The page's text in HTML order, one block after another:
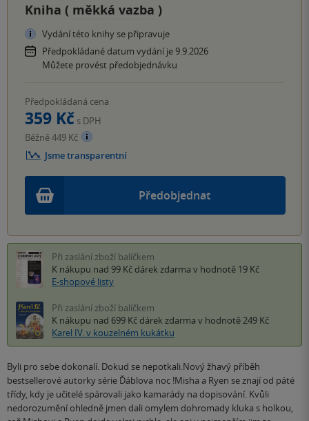
Kniha ( měkká vazba )
Vydání této knihy se připravuje
Předpokládané datum vydání je 9.9.2026
Můžete provést předobjednávku
Předobjednat
Předpokládaná cena
359 Kč s DPH
Běžně 449 Kč
Jsme transparentní
Při zaslání zboží balíčkem
K nákupu nad 99 Kč dárek zdarma v hodnotě 19 Kč
E-shopové listy
Při zaslání zboží balíčkem
K nákupu nad 699 Kč dárek zdarma v hodnotě 249 Kč
Karel IV. v kouzelném kukátku
Byli pro sebe dokonalí. Dokud se nepotkali.Nový žhavý příběh
bestsellerové autorky série Ďáblova noc !Misha a Ryen se znají od páté
třídy, kdy je učitelé spárovali jako kamarády na dopisování. Kvůli
nedorozumění ohledně jmen dali omylem dohromady kluka s holkou,